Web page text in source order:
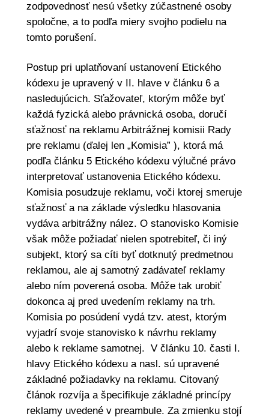
zodpovednosť nesú všetky zúčastnené osoby
spoločne, a to podľa miery svojho podielu na
tomto porušení.
Postup pri uplatňovaní ustanovení Etického
kódexu je upravený v II. hlave v článku 6 a
nasledujúcich. Sťažovateľ, ktorým môže byť
každá fyzická alebo právnická osoba, doručí
sťažnosť na reklamu Arbitrážnej komisii Rady
pre reklamu (ďalej len „Komisia” ), ktorá má
podľa článku 5 Etického kódexu výlučné právo
interpretovať ustanovenia Etického kódexu.
Komisia posudzuje reklamu, voči ktorej smeruje
sťažnosť a na základe výsledku hlasovania
vydáva arbitrážny nález. O stanovisko Komisie
však môže požiadať nielen spotrebiteľ, či iný
subjekt, ktorý sa cíti byť dotknutý predmetnou
reklamou, ale aj samotný zadávateľ reklamy
alebo ním poverená osoba. Môže tak urobiť
dokonca aj pred uvedením reklamy na trh.
Komisia po posúdení vydá tzv. atest, ktorým
vyjadrí svoje stanovisko k návrhu reklamy
alebo k reklame samotnej. V článku 10. časti I.
hlavy Etického kódexu a nasl. sú upravené
základné požiadavky na reklamu. Citovaný
článok rozvíja a špecifikuje základné princípy
reklamy uvedené v preambule. Za zmienku stojí